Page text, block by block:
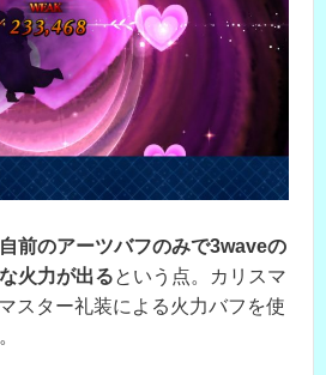
前のアーツバフのみで3waveの
火力が出るという点。カリスマ
スター礼装による火力バフを使